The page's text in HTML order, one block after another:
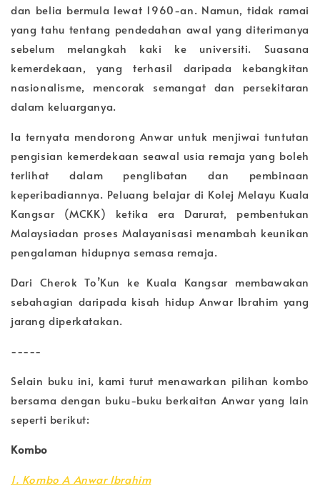
dan belia bermula lewat 1960-an. Namun, tidak ramai
yang tahu tentang pendedahan awal yang diterimanya
sebelum melangkah kaki ke universiti. Suasana
kemerdekaan, yang terhasil daripada kebangkitan
nasionalisme, mencorak semangat dan persekitaran
dalam keluarganya.
Ia ternyata mendorong Anwar untuk menjiwai tuntutan
pengisian kemerdekaan seawal usia remaja yang boleh
terlihat dalam penglibatan dan pembinaan
keperibadiannya. Peluang belajar di Kolej Melayu Kuala
Kangsar (MCKK) ketika era Darurat, pembentukan
Malaysiadan proses Malayanisasi menambah keunikan
pengalaman hidupnya semasa remaja.
Dari Cherok To’Kun ke Kuala Kangsar membawakan
sebahagian daripada kisah hidup Anwar Ibrahim yang
jarang diperkatakan.
-----
Selain buku ini, kami turut menawarkan pilihan kombo
bersama dengan buku-buku berkaitan Anwar yang lain
seperti berikut:
Kombo
1. Kombo A Anwar Ibrahim